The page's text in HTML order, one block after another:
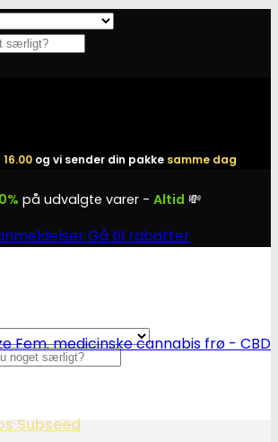
og vi sender din pakke samme dag
på udvalgte varer - Altid 💸
Gå til rabatter
Subseed